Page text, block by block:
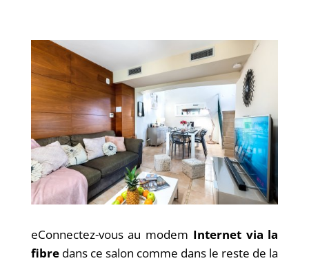
eConnectez-vous au modem Internet via la
fibre dans ce salon comme dans le reste de la